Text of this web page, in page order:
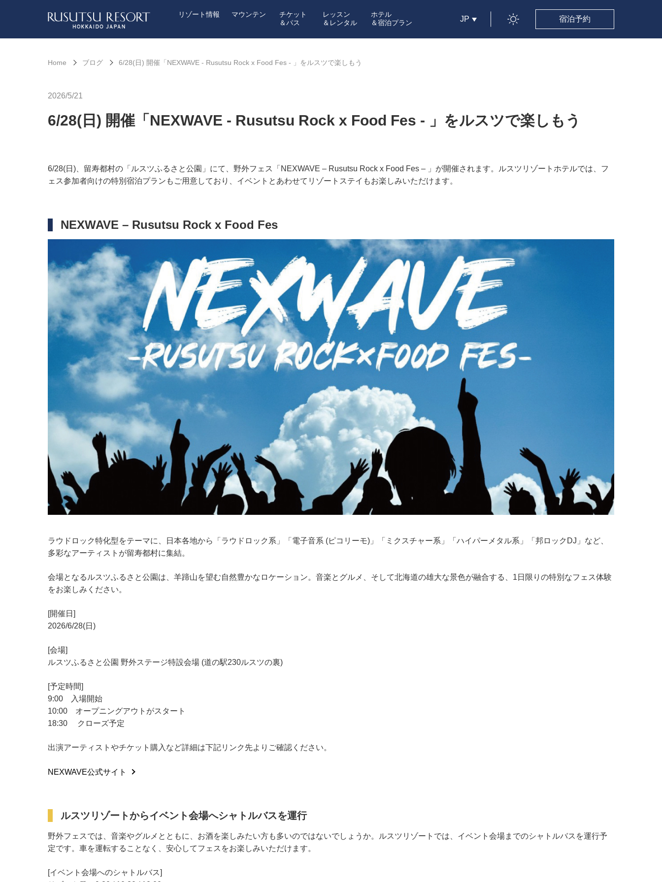
リゾート情報 マウンテン
チケット
＆パス
レッスン
＆レンタル
ホテル
＆宿泊プラン
JP 宿泊予約
Home ブログ 6/28(日) 開催「NEXWAVE - Rusutsu Rock x Food Fes - 」をルスツで楽しもう
2026/5/21
6/28(日) 開催「NEXWAVE - Rusutsu Rock x Food Fes - 」をルスツで楽しもう
6/28(日)、留寿都村の「ルスツふるさと公園」にて、野外フェス「NEXWAVE – Rusutsu Rock x Food Fes – 」が開催されます。ルスツリゾートホテルでは、フ
ェス参加者向けの特別宿泊プランもご用意しており、イベントとあわせてリゾートステイもお楽しみいただけます。
NEXWAVE – Rusutsu Rock x Food Fes
ラウドロック特化型をテーマに、日本各地から「ラウドロック系」「電子音系 (ピコリーモ)」「ミクスチャー系」「ハイパーメタル系」「邦ロックDJ」など、
多彩なアーティストが留寿都村に集結。
会場となるルスツふるさと公園は、羊蹄山を望む自然豊かなロケーション。音楽とグルメ、そして北海道の雄大な景色が融合する、1日限りの特別なフェス体験
をお楽しみください。
[開催日]
2026/6/28(日)
[会場]
ルスツふるさと公園 野外ステージ特設会場 (道の駅230ルスツの裏)
[予定時間]
9:00 入場開始
10:00 オープニングアウトがスタート
18:30 クローズ予定
出演アーティストやチケット購入など詳細は下記リンク先よりご確認ください。
NEXWAVE公式サイト
ルスツリゾートからイベント会場へシャトルバスを運行
野外フェスでは、音楽やグルメとともに、お酒を楽しみたい方も多いのではないでしょうか。ルスツリゾートでは、イベント会場までのシャトルバスを運行予
定です。車を運転することなく、安心してフェスをお楽しみいただけます。
[イベント会場へのシャトルバス]